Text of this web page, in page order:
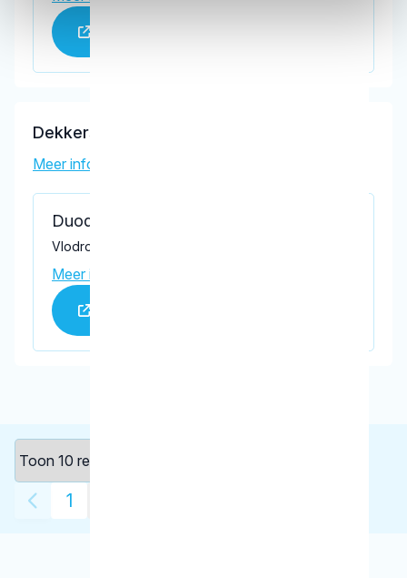
Dekkers, E.A.M.
Meer informatie tandarts
Duodentis Mondzorg
Vlodropstraat 8, Tilburg 5036 VR
Meer informatie praktijk
1